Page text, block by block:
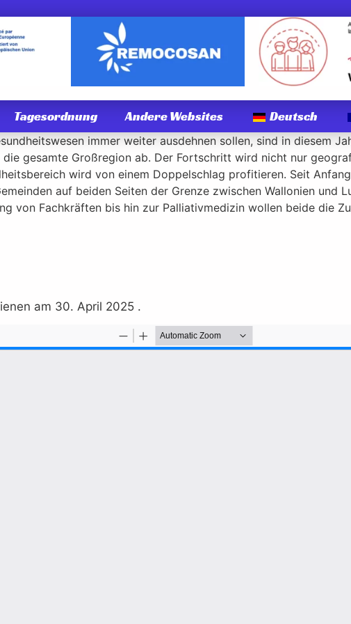
Tagesordnung Andere Websites Deutsch
immer weiter ausdehnen sollen, sind in diesem
gesamte Großregion ab. Der Fortschritt wird nicht nur
wird von einem Doppelschlag profitieren. Seit
auf beiden Seiten der Grenze zwischen Wallonien und
von Fachkräften bis hin zur Palliativmedizin wollen beide die
am 30. April 2025 .